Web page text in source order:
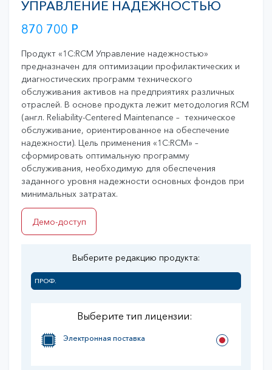
УПРАВЛЕНИЕ НАДЕЖНОСТЬЮ
870 700 Р
Продукт «1C:RCM Управление надежностью»
предназначен для оптимизации профилактических и
диагностических программ технического
обслуживания активов на предприятиях различных
отраслей. В основе продукта лежит методология RCM
(англ. Reliability-Centered Maintenance – техническое
обслуживание, ориентированное на обеспечение
надежности). Цель применения «1С:RCM» –
сформировать оптимальную программу
обслуживания, необходимую для обеспечения
заданного уровня надежности основных фондов при
минимальных затратах.
Демо-доступ
Выберите редакцию продукта:
ПРОФ.
Выберите тип лицензии:
Электронная поставка